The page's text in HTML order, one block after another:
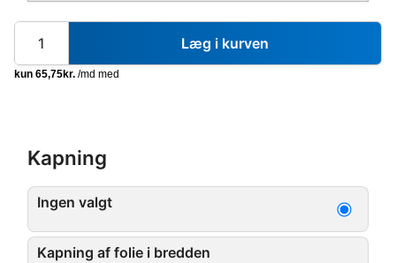
Læg i kurven
Kapning
Ingen valgt
Kapning af folie i bredden